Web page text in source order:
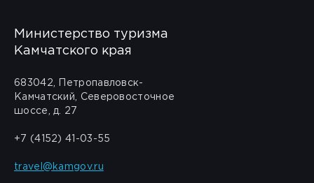
Министерство туризма
Камчатского края
683042, Петропавловск-
Камчатский, Северовосточное
шоссе, д. 27
+7 (4152) 41-03-55
travel@kamgov.ru